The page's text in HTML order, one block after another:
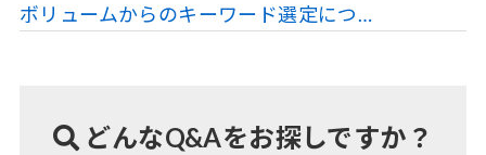
ボリュームからのキーワード選定につ…
どんなQ&Aをお探しですか？